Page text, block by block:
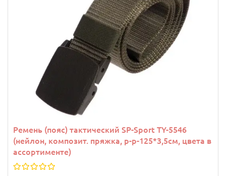
Ремень (пояс) тактический SP-Sport TY-5546
(нейлон, композит. пряжка, р-р-125*3,5см, цвета в
ассортименте)